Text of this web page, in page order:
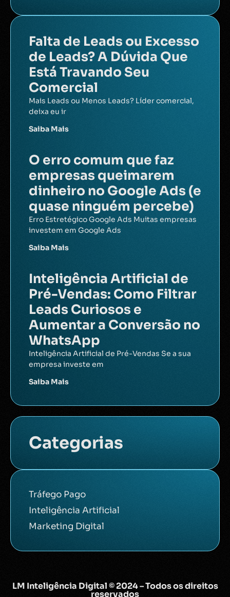
Falta de Leads ou Excesso
de Leads? A Dúvida Que
Está Travando Seu
Comercial
Mais Leads ou Menos Leads? Líder comercial,
deixa eu ir
Saiba Mais
O erro comum que faz
empresas queimarem
dinheiro no Google Ads (e
quase ninguém percebe)
Erro Estretégico Google Ads Muitas empresas
investem em Google Ads
Saiba Mais
Inteligência Artificial de
Pré-Vendas: Como Filtrar
Leads Curiosos e
Aumentar a Conversão no
WhatsApp
Inteligência Artificial de Pré-Vendas Se a sua
empresa investe em
Saiba Mais
Categorias
Tráfego Pago
Inteligência Artificial
Marketing Digital
LM Inteligência Digital © 2024 – Todos os direitos
reservados